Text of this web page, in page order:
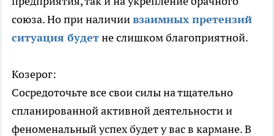
союза. Но при наличиивзаимных претензий
ситуация будетне слишком благоприятной.
Козерог:
Сосредоточьте все свои силы на тщательно
спланированной активной деятельности и
феноменальный успех будет у вас в кармане. В